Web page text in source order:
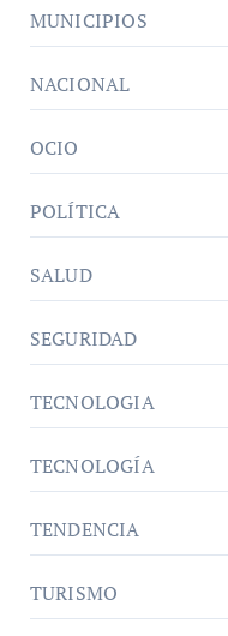
MUNICIPIOS
NACIONAL
OCIO
POLÍTICA
SALUD
SEGURIDAD
TECNOLOGIA
TECNOLOGÍA
TENDENCIA
TURISMO